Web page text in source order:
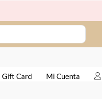
Gift Card Mi Cuenta